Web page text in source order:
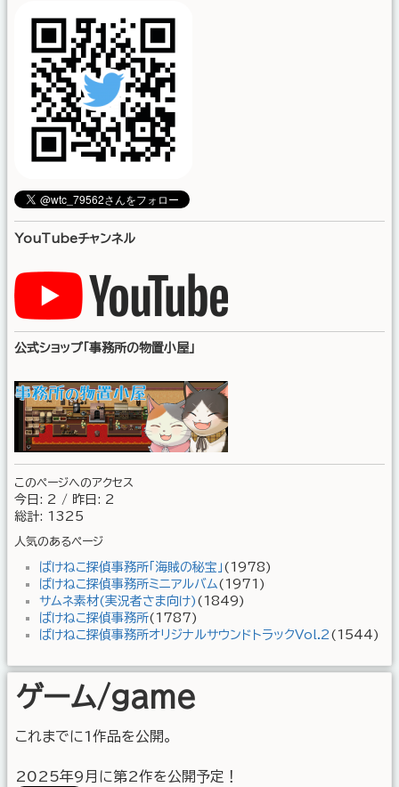
YouTubeチャンネル
公式ショップ「事務所の物置小屋」
このページへのアクセス
今日: 2 / 昨日: 2
総計: 1325
人気のあるページ
ばけねこ探偵事務所「海賊の秘宝」 (1978)
ばけねこ探偵事務所ミニアルバム(1971)
サムネ素材(実況者さま向け) (1849)
ばけねこ探偵事務所(1787)
ばけねこ探偵事務所オリジナルサウンドトラックVol.2 (1544)
ゲーム/game
これまでに1作品を公開。
2025年9月に第2作を公開予定！